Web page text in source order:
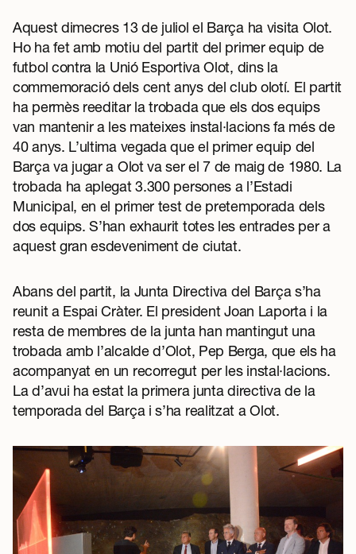
Aquest dimecres 13 de juliol el Barça ha visita Olot.
Ho ha fet amb motiu del partit del primer equip de
futbol contra la Unió Esportiva Olot, dins la
commemoració dels cent anys del club olotí. El partit
ha permès reeditar la trobada que els dos equips
van mantenir a les mateixes instal·lacions fa més de
40 anys. L’ultima vegada que el primer equip del
Barça va jugar a Olot va ser el 7 de maig de 1980. La
trobada ha aplegat 3.300 persones a l’Estadi
Municipal, en el primer test de pretemporada dels
dos equips. S’han exhaurit totes les entrades per a
aquest gran esdeveniment de ciutat.
Abans del partit, la Junta Directiva del Barça s’ha
reunit a Espai Cràter. El president Joan Laporta i la
resta de membres de la junta han mantingut una
trobada amb l’alcalde d’Olot, Pep Berga, que els ha
acompanyat en un recorregut per les instal·lacions.
La d’avui ha estat la primera junta directiva de la
temporada del Barça i s’ha realitzat a Olot.